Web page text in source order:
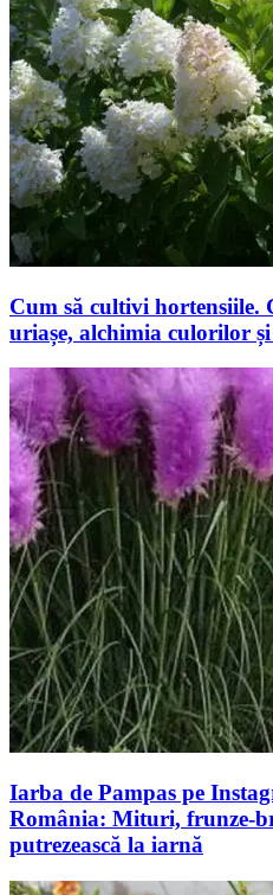
Cum să cultivi hortensiile.
uriașe, alchimia culorilor
Iarba de Pampas pe
România: Mituri, frunze-
putrezească la iarnă